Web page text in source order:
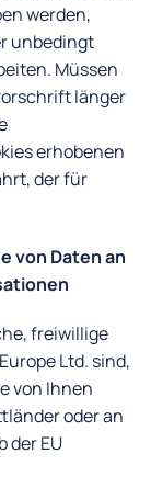
werden,
unbedingt
Müssen
länger
erhobenen
der für
von Daten an
freiwillige
Ltd. sind,
von Ihnen
oder an
der EU